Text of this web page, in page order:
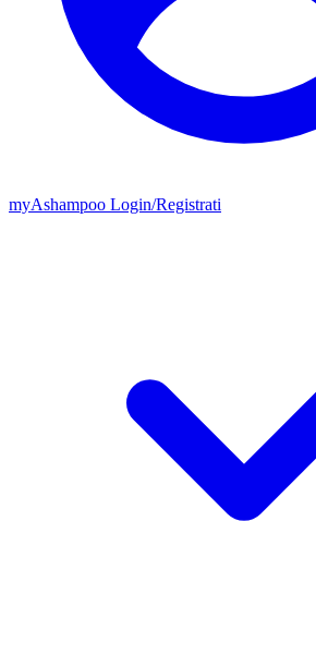
myAshampoo Login/Registrati